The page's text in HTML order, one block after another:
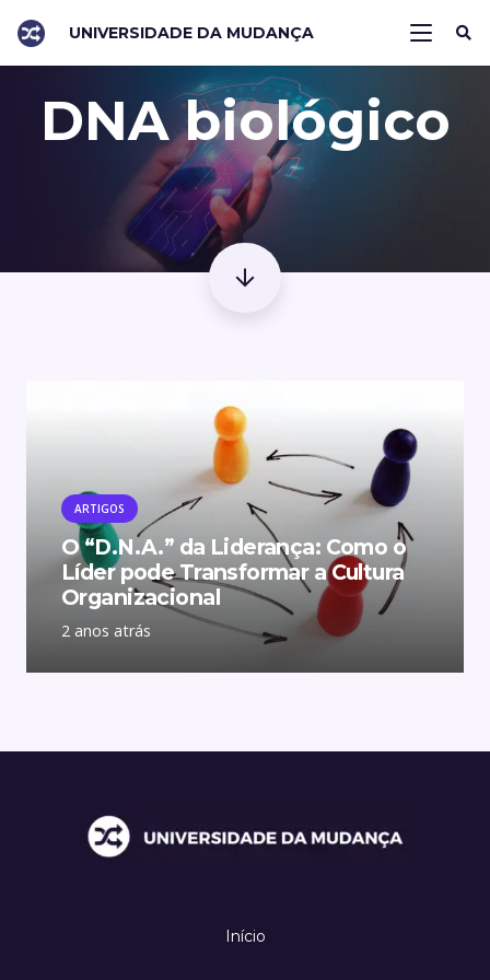
UNIVERSIDADE DA MUDANÇA
DNA biológico
ARTIGOS
O “D.N.A.” da Liderança: Como o
Líder pode Transformar a Cultura
Organizacional
2 anos atrás
Início